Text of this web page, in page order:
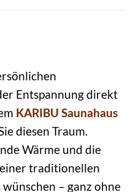
Entspannung direkt
KARIBU Saunahaus
diesen Traum.
Wärme und die
traditionellen
wünschen – ganz ohne